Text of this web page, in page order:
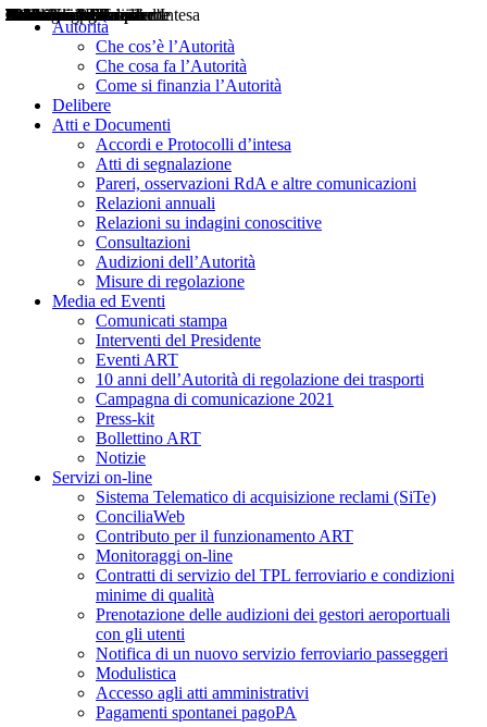
Autorità
Che cos’è l’Autorità
Che cosa fa l’Autorità
Come si finanzia l’Autorità
Delibere
Atti e Documenti
Accordi e Protocolli d’intesa
Atti di segnalazione
Pareri, osservazioni RdA e altre comunicazioni
Relazioni annuali
Relazioni su indagini conoscitive
Consultazioni
Audizioni dell’Autorità
Misure di regolazione
Media ed Eventi
Comunicati stampa
Interventi del Presidente
Eventi ART
10 anni dell’Autorità di regolazione dei trasporti
Campagna di comunicazione 2021
Press-kit
Bollettino ART
Notizie
Servizi on-line
Sistema Telematico di acquisizione reclami (SiTe)
ConciliaWeb
Contributo per il funzionamento ART
Monitoraggi on-line
Contratti di servizio del TPL ferroviario e condizioni
minime di qualità
Prenotazione delle audizioni dei gestori aeroportuali
con gli utenti
Notifica di un nuovo servizio ferroviario passeggeri
Modulistica
Accesso agli atti amministrativi
Pagamenti spontanei pagoPA
Delibere
Pareri
Consultazioni
Audizioni
Atti di Segnalazione
Accordi e Protocolli d'Intesa
Relazioni annuali
Misure di regolazione
Notizie
Comunicati Stampa
Bollettini ART
Convegni ART
Interviste del Presidente
Articoli in primo piano
Interventi del Presidente
2004
2005
2010
2013
2014
2015
2016
2017
2018
2019
202
2020
2021
2022
2023
2024
2025
2026
Aereo
Marittimo
Terrestre